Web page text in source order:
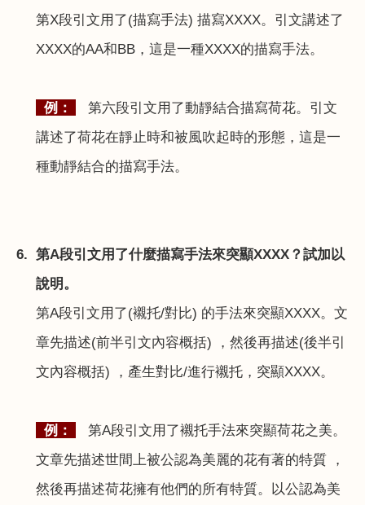
第X段引文用了(描寫手法) 描寫XXXX。引文講述了
XXXX的AA和BB ，這是一種XXXX的描寫手法。
例：
第六段引文用了動靜結合描寫荷花。引文
講述了荷花在靜止時和被風吹起時的形態，這是一
種動靜結合的描寫手法。
6. 第A段引文用了什麼描寫手法來突顯XXXX ？試加以
說明。
第A段引文用了(襯托/對比) 的手法來突顯XXXX。文
章先描述(前半引文內容概括) ，然後再描述(後半引
文內容概括) ，產生對比/進行襯托，突顯XXXX。
例： 第A段引文用了襯托手法來突顯荷花之美。
文章先描述世間上被公認為美麗的花有著的特質 ，
然後再描述荷花擁有他們的所有特質。以公認為美